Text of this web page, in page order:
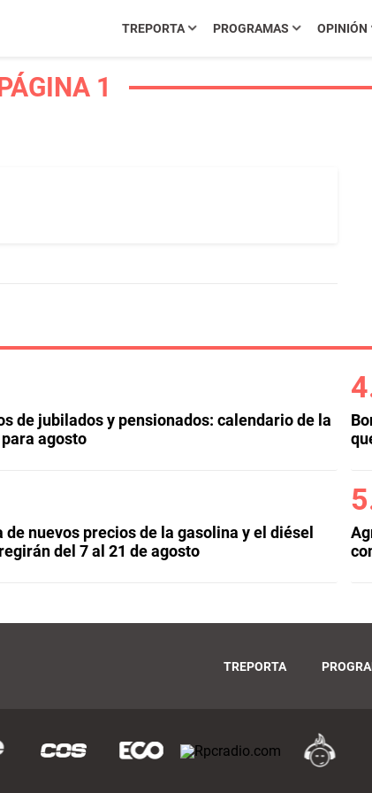
TREPORTA PROGRAMAS OPINIÓN
1
de jubilados y pensionados: calendario de la
para agosto
de nuevos precios de la gasolina y el diésel
del 7 al 21 de agosto
TREPORTA